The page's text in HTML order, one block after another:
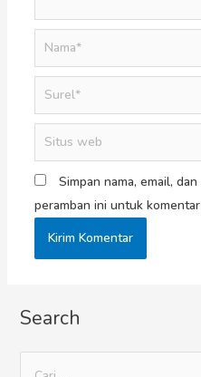
Simpan nama, email,
peramban ini untuk
Search